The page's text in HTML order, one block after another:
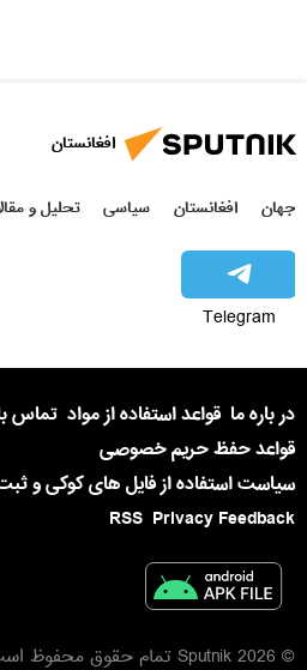
افغانستان
جهان افغانستان سیاسی تحلیل و
Telegram
در باره ما قواعد استفاده از مواد تماس
قواعد حفظ حریم خصوصی
سیاست استفاده از فایل های کوکی و
Privacy Feedback
RSS
© 2026 Sputnik تمام حقوق محفوظ است +18